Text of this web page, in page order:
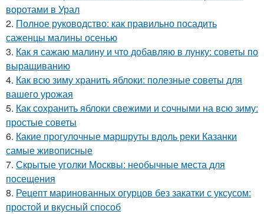
воротами в Урал
2. Полное руководство: как правильно посадить
саженцы малины осенью
3. Как я сажаю малину и что добавляю в лунку: советы по
выращиванию
4. Как всю зиму хранить яблоки: полезные советы для
вашего урожая
5. Как сохранить яблоки свежими и сочными на всю зиму:
простые советы
6. Какие прогулочные маршруты вдоль реки Казанки
самые живописные
7. Скрытые уголки Москвы: необычные места для
посещения
8. Рецепт маринованных огурцов без закатки с уксусом:
простой и вкусный способ